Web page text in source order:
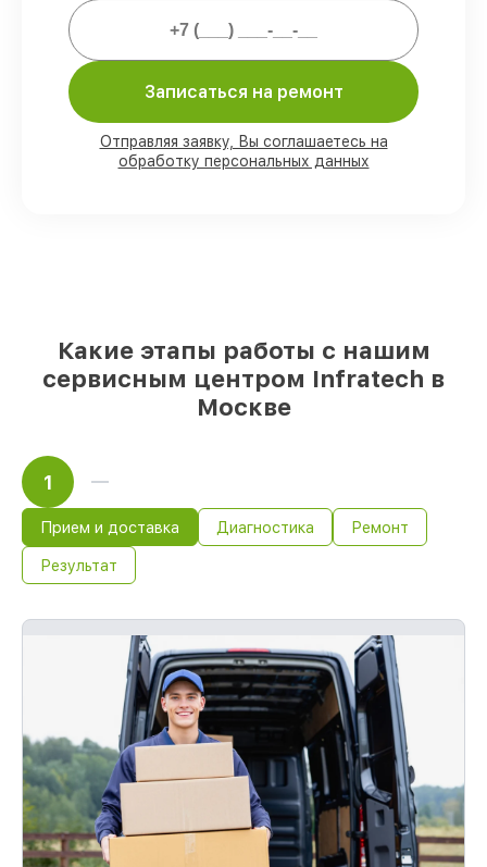
возможностью личного присутствия
владельца
установке в Москве, остальные
поступают оперативно
Записаться на ремонт
Отправляя заявку, Вы соглашаетесь на
обработку персональных данных
Какие этапы работы с нашим
сервисным центром Infratech в
Москве
1
Прием и доставка Диагностика Ремонт
Результат